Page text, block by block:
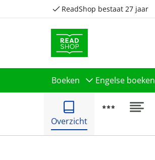
ReadShop bestaat 27 jaar
Boeken Engelse boeken
Overzicht